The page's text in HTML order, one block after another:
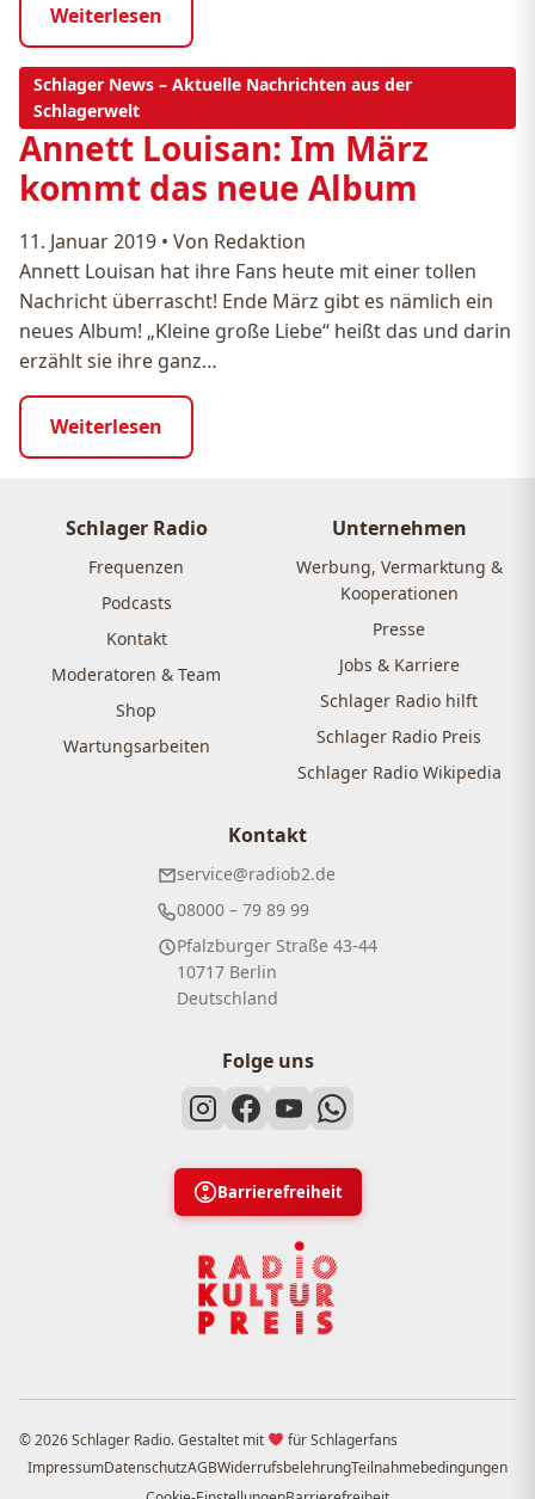
Weiterlesen
Schlager News – Aktuelle Nachrichten aus der
Schlagerwelt
Annett Louisan: Im März
kommt das neue Album
11. Januar 2019 • Von Redaktion
Annett Louisan hat ihre Fans heute mit einer tollen
Nachricht überrascht! Ende März gibt es nämlich ein
neues Album! „Kleine große Liebe“ heißt das und darin
erzählt sie ihre ganz…
Weiterlesen
Schlager Radio
Frequenzen
Podcasts
Kontakt
Moderatoren & Team
Shop
Wartungsarbeiten
Unternehmen
Werbung, Vermarktung &
Kooperationen
Presse
Jobs & Karriere
Schlager Radio hilft
Schlager Radio Preis
Schlager Radio Wikipedia
Kontakt
service@radiob2.de
08000 – 79 89 99
Pfalzburger Straße 43-44
10717 Berlin
Deutschland
Folge uns
Barrierefreiheit
© 2026 Schlager Radio. Gestaltet mit
für Schlagerfans
ImpressumDatenschutzAGBWiderrufsbelehrungTeilnahmebedingungen